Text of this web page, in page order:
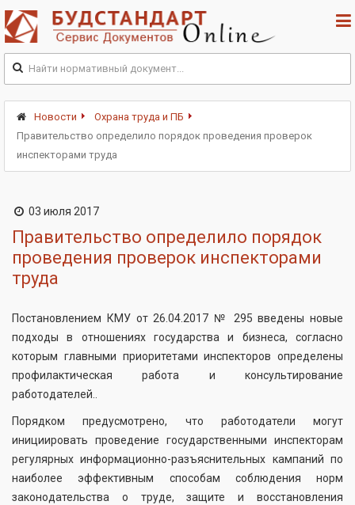
Новости
Охрана труда и ПБ
Правительство определило порядок проведения проверок
инспекторами труда
03 июля 2017
Правительство определило порядок
проведения проверок инспекторами
труда
Постановлением КМУ от 26.04.2017 № 295 введены новые
подходы в отношениях государства и бизнеса, согласно
которым главными приоритетами инспекторов определены
профилактическая работа и консультирование
работодателей..
Порядком предусмотрено, что работодатели могут
инициировать проведение государственными инспекторам
регулярных информационно-разъяснительных кампаний по
наиболее эффективным способам соблюдения норм
законодательства о труде, защите и восстановления